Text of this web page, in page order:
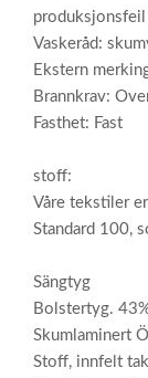
produksjonsfeil
Vaskeråd:
Ekstern
Brannkrav:
Fasthet: Fast
stoff:
Våre tekstiler
Standard 100,
Sängtyg
Bolstertyg.
Skumlaminert
Stoff, innfelt tak